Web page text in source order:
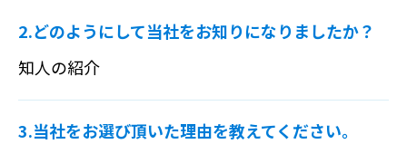
2.どのようにして当社をお知りになりましたか？
知人の紹介
3.当社をお選び頂いた理由を教えてください。